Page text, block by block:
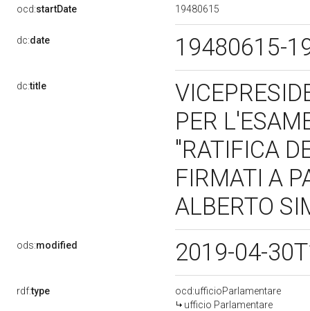
ocd:startDate 19480615
dc:date 19480615-
dc:title
PER
"RATIFICA
FIRMATI A
ALBERTO
ods:modified 2019-04-
rdf:type
ocd:ufficioParlamentare
ufficio Parlamentare